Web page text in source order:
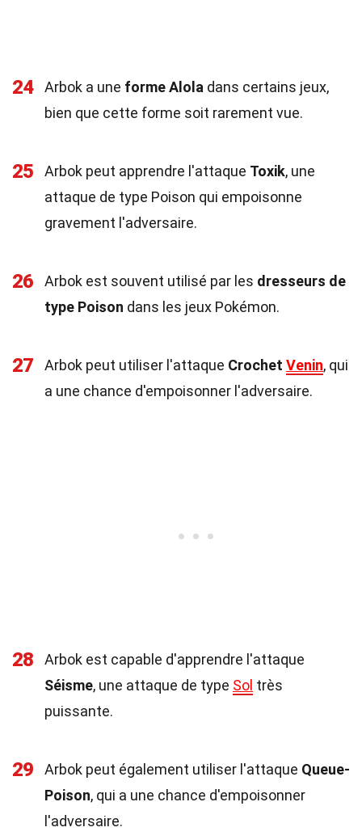
24 Arbok a une forme Alola dans certains jeux,
bien que cette forme soit rarement vue.
25 Arbok peut apprendre l'attaque Toxik, une
attaque de type Poison qui empoisonne
gravement l'adversaire.
26 Arbok est souvent utilisé par les dresseurs de
type Poison dans les jeux Pokémon.
27 Arbok peut utiliser l'attaque Crochet Venin, qui
a une chance d'empoisonner l'adversaire.
28
Arbok est capable d'apprendre l'attaque
Séisme, une attaque de type Sol très
puissante.
29 Arbok peut également utiliser l'attaque Queue-
Poison, qui a une chance d'empoisonner
l'adversaire.